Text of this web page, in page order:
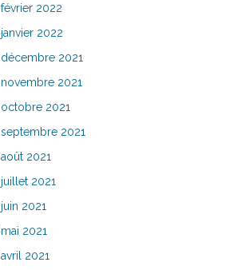
février 2022
janvier 2022
décembre 2021
novembre 2021
octobre 2021
septembre 2021
août 2021
juillet 2021
juin 2021
mai 2021
avril 2021